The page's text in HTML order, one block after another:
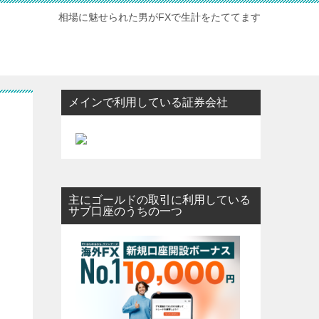
相場に魅せられた男がFXで生計をたててます
メインで利用している証券会社
主にゴールドの取引に利用している
サブ口座のうちの一つ